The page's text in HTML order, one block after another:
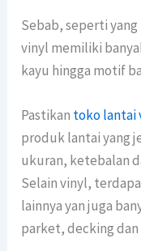
Sebab, seperti
vinyl memiliki
kayu hingga motif
Pastikan toko lantai
produk lantai yang
ukuran, ketebalan
Selain vinyl,
lainnya yan juga
parket, decking dan